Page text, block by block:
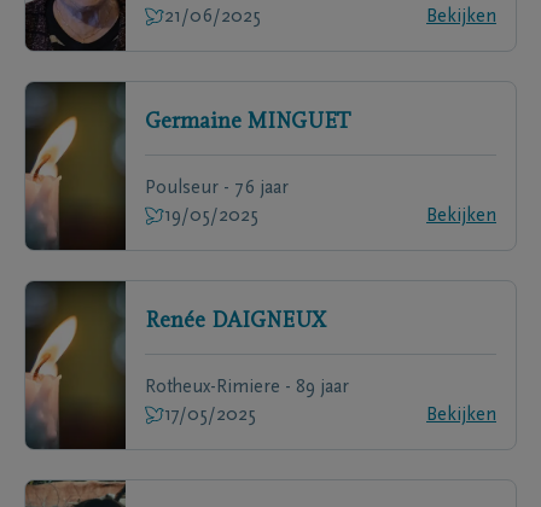
21/06/2025
Bekijken
Germaine MINGUET
Poulseur - 76 jaar
19/05/2025
Bekijken
Renée DAIGNEUX
Rotheux-Rimiere - 89 jaar
17/05/2025
Bekijken